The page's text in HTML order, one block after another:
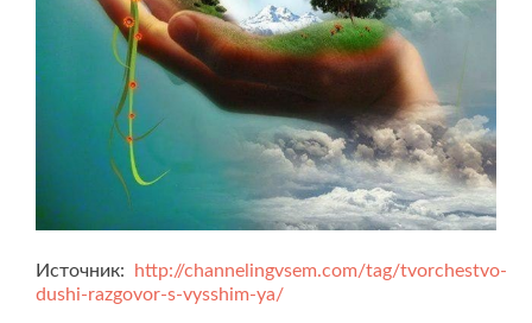
Источник:
http://channelingvsem.com/tag/tvorchestvo-
dushi-razgovor-s-vysshim-ya/